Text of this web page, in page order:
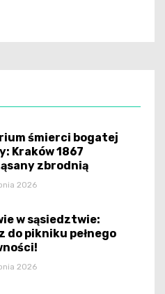
śmierci bogatej
Kraków 1867
zbrodnią
2026
w sąsiedztwie:
do pikniku pełnego
2026